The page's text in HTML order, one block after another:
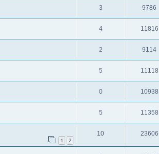
3 9786
4 11816
2 9114
5 11118
0 10938
5 11358
1 2
10 23606